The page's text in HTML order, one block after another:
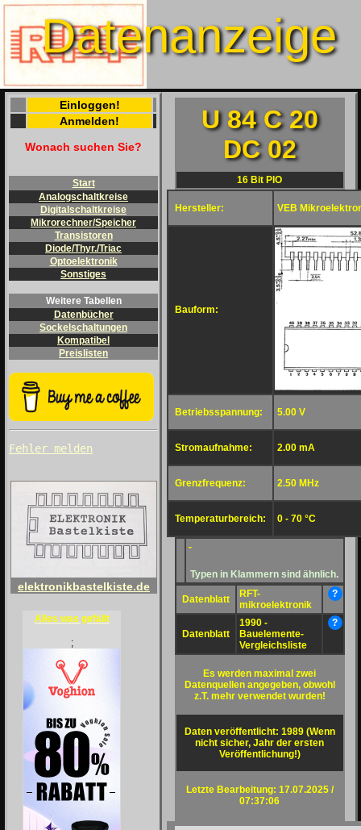
Datenanzeige
Einloggen!
Anmelden!
Wonach suchen Sie?
Start
Analogschaltkreise
Digitalschaltkreise
Mikrorechner/Speicher
Transistoren
Diode/Thyr./Triac
Optoelektronik
Sonstiges
Weitere Tabellen
Datenbücher
Sockelschaltungen
Kompatibel
Preislisten
Fehler melden
elektronikbastelkiste.de
Alles was gefällt
;
U 84 C 20
DC 02
16 Bit PIO
Hersteller: VEB
Bauform:
Betriebsspannung: 5.00 V
Stromaufnahme: 2.00 mA
Grenzfrequenz: 2.50 MHz
Temperaturbereich: 0 - 70 °C
-
Typen in Klammern sind ähnlich.
Datenblatt
RFT-
mikroelektronik
?
Datenblatt
1990 -
Bauelemente-
Vergleichsliste
?
Es werden maximal zwei
Datenquellen angegeben, obwohl
z.T. mehr verwendet wurden!
Daten veröffentlicht: 1989 (Wenn
nicht sicher, Jahr der ersten
Veröffentlichung!)
Letzte Bearbeitung: 17.07.2025 /
07:37:06